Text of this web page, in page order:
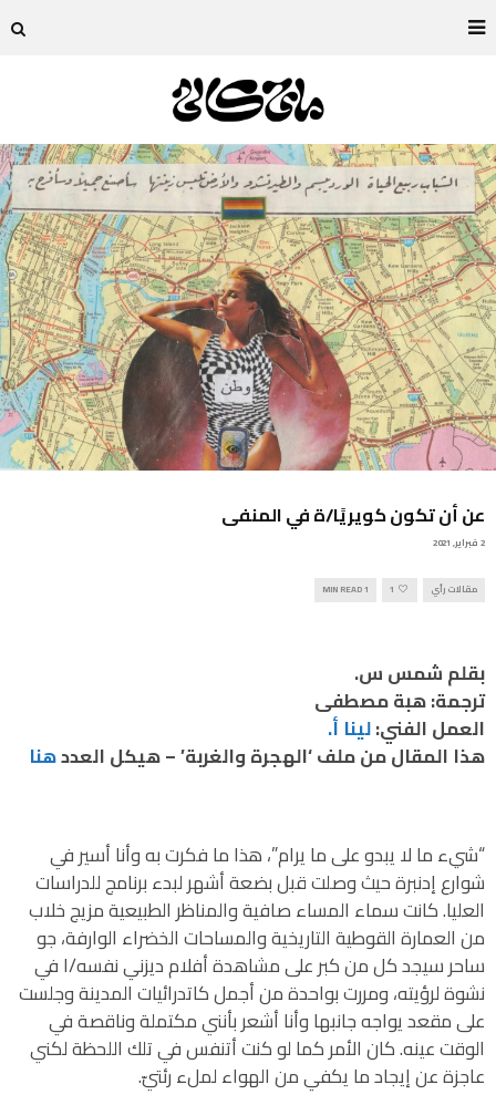
عن أن تكون كويريًا/ة في المنفى
2 فبراير, 2021
مقالات رأي 1
1 MIN READ
بقلم شمس س.
ترجمة: هبة مصطفى
العمل الفني:لينا أ.
هذا المقال من ملف ‘الهجرة والغربة’ – هيكل العددهنا
“شيء ما لا يبدو على ما يرام”، هذا ما فكرت به وأنا أسير في
شوارع إدنبرة حيث وصلت قبل بضعة أشهر لبدء برنامج للدراسات
العليا. كانت سماء المساء صافية والمناظر الطبيعية مزيج خلاب
من العمارة القوطية التاريخية والمساحات الخضراء الوارفة، جو
ساحر سيجد كل من كبر على مشاهدة أفلام ديزني نفسه/ا في
نشوة لرؤيته، ومررت بواحدة من أجمل كاتدرائيات المدينة وجلست
على مقعد يواجه جانبها وأنا أشعر بأنني مكتملة وناقصة في
الوقت عينه. كان الأمر كما لو كنت أتنفس في تلك اللحظة لكني
عاجزة عن إيجاد ما يكفي من الهواء لملء رئتيّ.